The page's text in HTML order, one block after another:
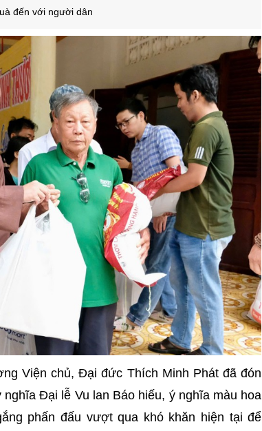
đến với người dân
Viện chủ, Đại đức Thích Minh Phát đã đón
Đại lễ Vu lan Báo hiếu, ý nghĩa màu hoa
phấn đấu vượt qua khó khăn hiện tại để